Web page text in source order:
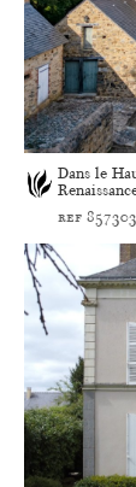
Dans le
ref 857303